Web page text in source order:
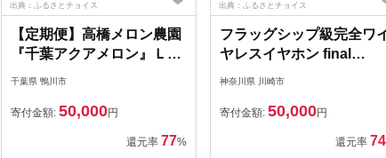
出典：ふるさとチョイス
【定期便】高橋メロン農園
『千葉アクアメロン』Ｌ玉
以上 １個 × ５回発送
千葉県 鴨川市
寄付金額: 50,000円
還元率 77%
出典：ふるさとチョイス
フラッグシップ級完全ワ
ヤレスイヤホン final
ZE8000 MK2 IPX4/aptX
Sound対応/音楽/リモート
神奈川県 川崎市
寄付金額: 50,000円
還元率 74